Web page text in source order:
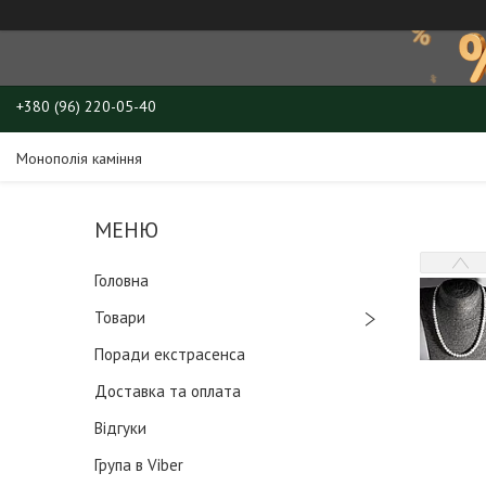
+380 (96) 220-05-40
Монополія каміння
Головна
Товари
Поради екстрасенса
Доставка та оплата
Відгуки
Група в Viber